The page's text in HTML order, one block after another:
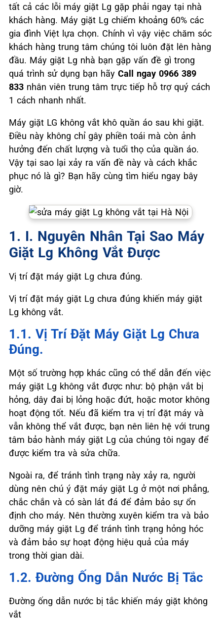
tất cả các lỗi máy giặt Lg gặp phải ngay tại nhà
khách hàng. Máy giặt Lg chiếm khoảng 60% các
gia đình Việt lựa chọn. Chính vì vậy việc chăm sóc
khách hàng trung tâm chúng tôi luôn đặt lên hàng
đầu. Máy giặt Lg nhà bạn gặp vấn đề gì trong
quá trình sử dụng bạn hãy Call ngay 0966 389
833 nhân viên trung tâm trực tiếp hỗ trợ quý cách
1 cách nhanh nhất.
Máy giặt LG không vắt khô quần áo sau khi giặt.
Điều này không chỉ gây phiền toái mà còn ảnh
hưởng đến chất lượng và tuổi thọ của quần áo.
Vậy tại sao lại xảy ra vấn đề này và cách khắc
phục nó là gì? Bạn hãy cùng tìm hiểu ngay bây
giờ.
1. I. Nguyên Nhân Tại Sao Máy
Giặt Lg Không Vắt Được
Vị trí đặt máy giặt Lg chưa đúng.
Vị trí đặt máy giặt Lg chưa đúng khiến máy giặt
Lg không vắt.
1.1. Vị Trí Đặt Máy Giặt Lg Chưa
Đúng.
Một số trường hợp khác cũng có thể dẫn đến việc
máy giặt Lg không vắt được như: bộ phận vắt bị
hỏng, dây đai bị lỏng hoặc đứt, hoặc motor không
hoạt động tốt. Nếu đã kiểm tra vị trí đặt máy và
vẫn không thể vắt được, bạn nên liên hệ với trung
tâm bảo hành máy giặt Lg của chúng tôi ngay để
được kiểm tra và sửa chữa.
Ngoài ra, để tránh tình trạng này xảy ra, người
dùng nên chú ý đặt máy giặt Lg ở một nơi phẳng,
chắc chắn và có sàn lát đá để đảm bảo sự ổn
định cho máy. Nên thường xuyên kiểm tra và bảo
dưỡng máy giặt Lg để tránh tình trạng hỏng hóc
và đảm bảo sự hoạt động hiệu quả của máy
trong thời gian dài.
1.2. Đường Ống Dẫn Nước Bị Tắc
Đường ống dẫn nước bị tắc khiến máy giặt không
vắt